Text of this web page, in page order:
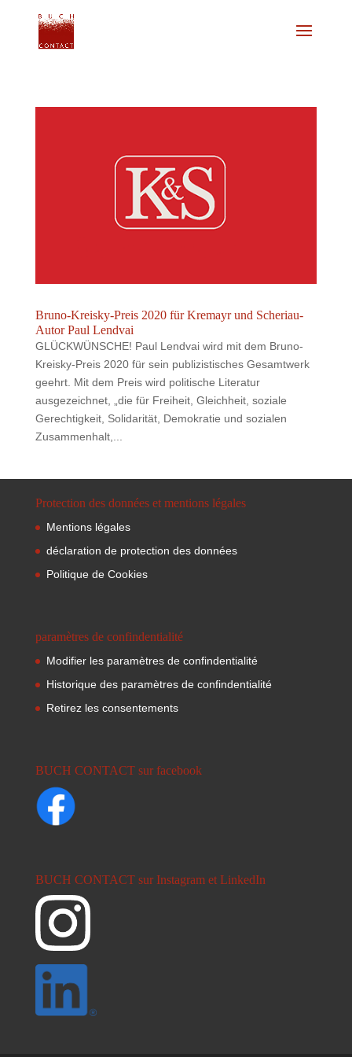
Bruno-Kreisky-Preis 2020 für Kremayr und Scheriau-
Autor Paul Lendvai
GLÜCKWÜNSCHE! Paul Lendvai wird mit dem Bruno-
Kreisky-Preis 2020 für sein publizistisches Gesamtwerk
geehrt. Mit dem Preis wird politische Literatur
ausgezeichnet, „die für Freiheit, Gleichheit, soziale
Gerechtigkeit, Solidarität, Demokratie und sozialen
Zusammenhalt,...
Protection des données et mentions légales
Mentions légales
déclaration de protection des données
Politique de Cookies
paramètres de confindentialité
Modifier les paramètres de confindentialité
Historique des paramètres de confindentialité
Retirez les consentements
BUCH CONTACT sur facebook
BUCH CONTACT sur Instagram et LinkedIn